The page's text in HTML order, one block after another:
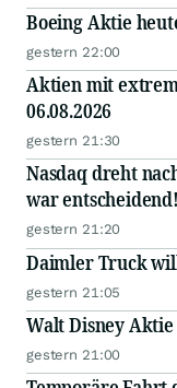
Boeing Aktie
gestern 22:00
Aktien mit
06.08.2026
gestern 21:30
Nasdaq dreht
war entscheidend!
gestern 21:20
Daimler Truck
gestern 21:05
Walt Disney Aktie
gestern 21:00